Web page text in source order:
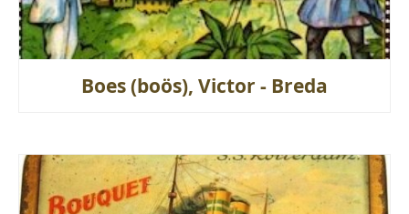
Boes (boös), Victor - Breda